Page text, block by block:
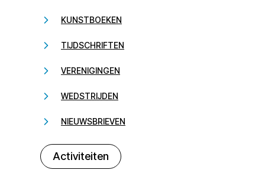
KUNSTBOEKEN
TIJDSCHRIFTEN
VERENIGINGEN
WEDSTRIJDEN
NIEUWSBRIEVEN
Activiteiten
232323